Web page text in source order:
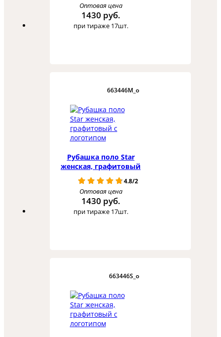
Оптовая цена
1430 руб.
при тираже 17шт.
663446M_o
Рубашка поло Star
женская, графитовый
4.8/2
Оптовая цена
1430 руб.
при тираже 17шт.
663446S_o